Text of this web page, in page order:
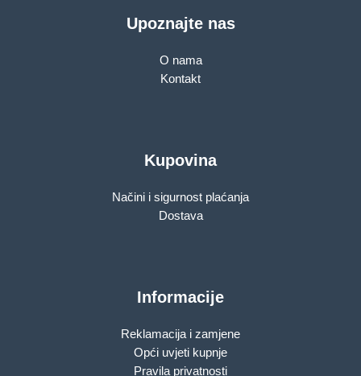
Upoznajte nas
O nama
Kontakt
Kupovina
Načini i sigurnost plaćanja
Dostava
Informacije
Reklamacija i zamjene
Opći uvjeti kupnje
Pravila privatnosti